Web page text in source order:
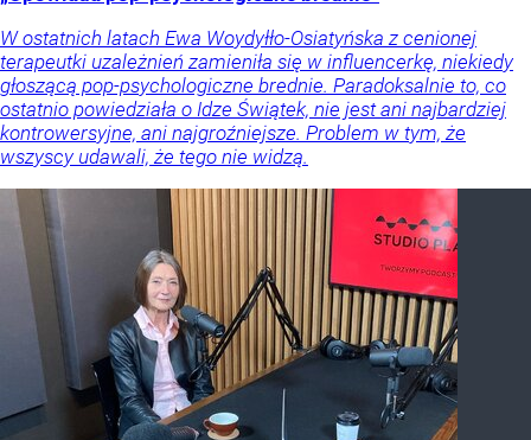
W ostatnich latach Ewa Woydyłło-Osiatyńska z cenionej
terapeutki uzależnień zamieniła się w influencerkę, niekiedy
głoszącą pop-psychologiczne brednie. Paradoksalnie to, co
ostatnio powiedziała o Idze Świątek, nie jest ani najbardziej
kontrowersyjne, ani najgroźniejsze. Problem w tym, że
wszyscy udawali, że tego nie widzą.